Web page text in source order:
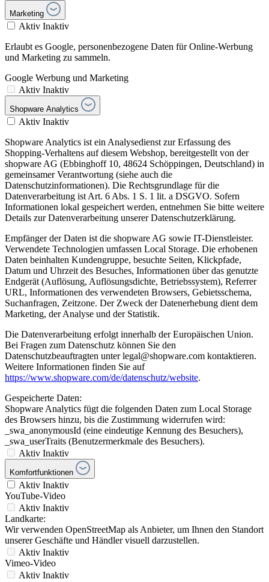
Marketing
Aktiv Inaktiv
Erlaubt es Google, personenbezogene Daten für Online-Werbung
und Marketing zu sammeln.
Google Werbung und Marketing
Aktiv Inaktiv
Shopware Analytics
Aktiv Inaktiv
Shopware Analytics ist ein Analysedienst zur Erfassung des
Shopping-Verhaltens auf diesem Webshop, bereitgestellt von der
shopware AG (Ebbinghoff 10, 48624 Schöppingen, Deutschland) in
gemeinsamer Verantwortung (siehe auch die
Datenschutzinformationen). Die Rechtsgrundlage für die
Datenverarbeitung ist Art. 6 Abs. 1 S. 1 lit. a DSGVO. Sofern
Informationen lokal gespeichert werden, entnehmen Sie bitte weitere
Details zur Datenverarbeitung unserer Datenschutzerklärung.
Empfänger der Daten ist die shopware AG sowie IT-Dienstleister.
Verwendete Technologien umfassen Local Storage. Die erhobenen
Daten beinhalten Kundengruppe, besuchte Seiten, Klickpfade,
Datum und Uhrzeit des Besuches, Informationen über das genutzte
Endgerät (Auflösung, Auflösungsdichte, Betriebssystem), Referrer
URL, Informationen des verwendeten Browsers, Gebietsschema,
Suchanfragen, Zeitzone. Der Zweck der Datenerhebung dient dem
Marketing, der Analyse und der Statistik.
Die Datenverarbeitung erfolgt innerhalb der Europäischen Union.
Bei Fragen zum Datenschutz können Sie den
Datenschutzbeauftragten unter legal@shopware.com kontaktieren.
Weitere Informationen finden Sie auf
https://www.shopware.com/de/datenschutz/website.
Gespeicherte Daten:
Shopware Analytics fügt die folgenden Daten zum Local Storage
des Browsers hinzu, bis die Zustimmung widerrufen wird:
_swa_anonymousId (eine eindeutige Kennung des Besuchers),
_swa_userTraits (Benutzermerkmale des Besuchers).
Aktiv Inaktiv
Komfortfunktionen
Aktiv Inaktiv
YouTube-Video
Aktiv Inaktiv
Landkarte:
Wir verwenden OpenStreetMap als Anbieter, um Ihnen den Standort
unserer Geschäfte und Händler visuell darzustellen.
Aktiv Inaktiv
Vimeo-Video
Aktiv Inaktiv